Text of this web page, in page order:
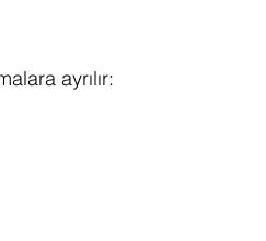
ayrılır: